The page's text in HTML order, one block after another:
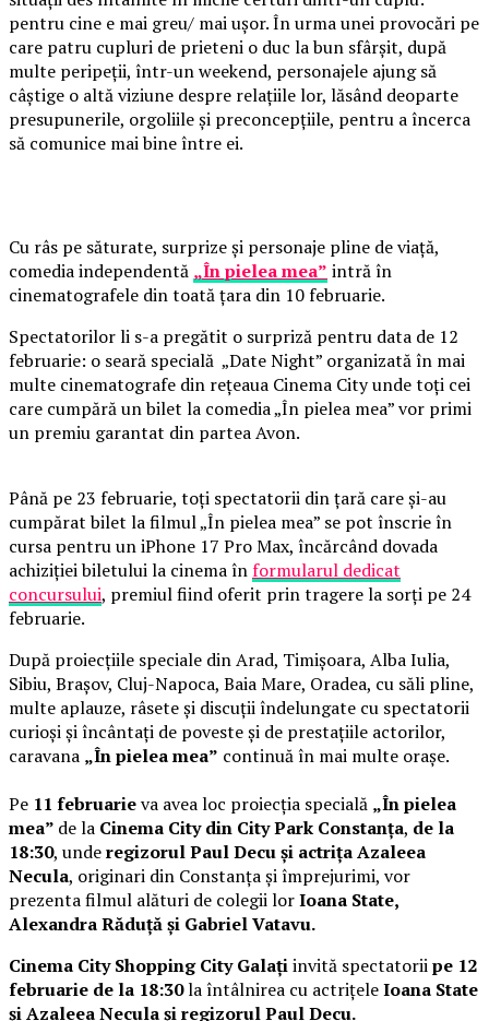
pentru cine e mai greu/ mai ușor. În urma unei provocări pe
care patru cupluri de prieteni o duc la bun sfârșit, după
multe peripeții, într-un weekend, personajele ajung să
câștige o altă viziune despre relațiile lor, lăsând deoparte
presupunerile, orgoliile și preconcepțiile, pentru a încerca
să comunice mai bine între ei.
Cu râs pe săturate, surprize și personaje pline de viață,
comedia independentă „În pielea mea” intră în
cinematografele din toată țara din 10 februarie.
Spectatorilor li s-a pregătit o surpriză pentru data de 12
februarie: o seară specială „Date Night” organizată în mai
multe cinematografe din rețeaua Cinema City unde toți cei
care cumpără un bilet la comedia „În pielea mea” vor primi
un premiu garantat din partea Avon.
Până pe 23 februarie, toți spectatorii din țară care și-au
cumpărat bilet la filmul „În pielea mea” se pot înscrie în
cursa pentru un iPhone 17 Pro Max, încărcând dovada
achiziției biletului la cinema înformularul dedicat
concursului, premiul fiind oferit prin tragere la sorți pe 24
februarie.
După proiecțiile speciale din Arad, Timișoara, Alba Iulia,
Sibiu, Brașov, Cluj-Napoca, Baia Mare, Oradea, cu săli pline,
multe aplauze, râsete și discuții îndelungate cu spectatorii
curioși și încântați de poveste și de prestațiile actorilor,
caravana „În pielea mea” continuă în mai multe orașe.
Pe 11 februarieva avea loc proiecția specială „În pielea
mea” de la Cinema City din City Park Constanța, de la
18:30, underegizorul Paul Decu și actrița Azaleea
Necula, originari din Constanța și împrejurimi, vor
prezenta filmul alături de colegii lorIoana State,
Alexandra Răduță și Gabriel Vatavu.
Cinema City Shopping City Galațiinvită spectatoriipe 12
februarie de la 18:30la întâlnirea cu actrițeleIoana State
și Azaleea Necula și regizorul Paul Decu.